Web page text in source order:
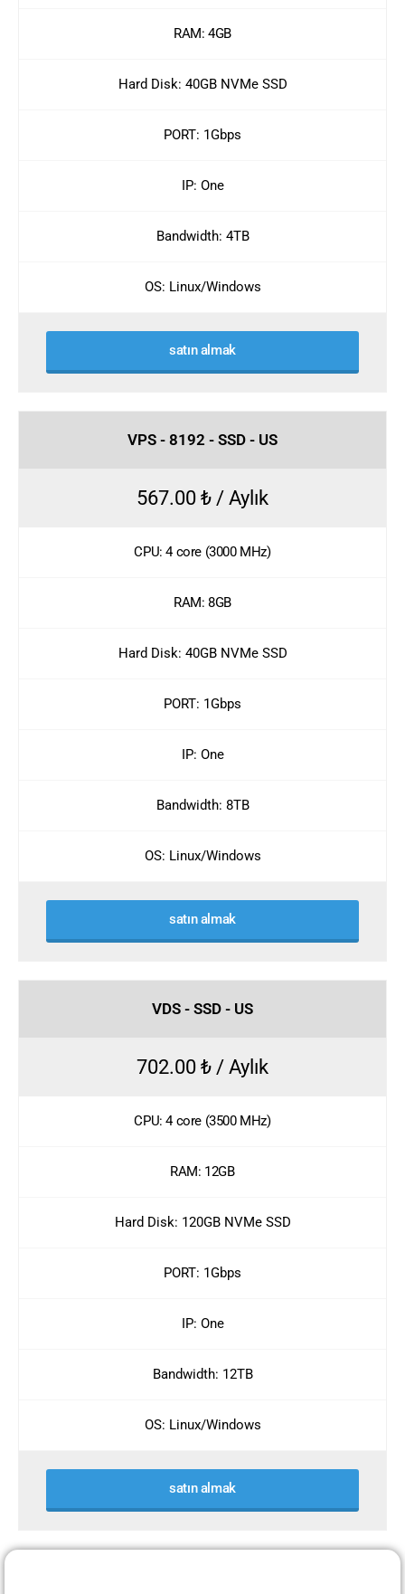
RAM: 4GB
Hard Disk: 40GB NVMe SSD
PORT: 1Gbps
IP: One
Bandwidth: 4TB
OS: Linux/Windows
satın almak
VPS - 8192 - SSD - US
567.00 ₺ / Aylık
CPU: 4 core (3000 MHz)
RAM: 8GB
Hard Disk: 40GB NVMe SSD
PORT: 1Gbps
IP: One
Bandwidth: 8TB
OS: Linux/Windows
satın almak
VDS - SSD - US
702.00 ₺ / Aylık
CPU: 4 core (3500 MHz)
RAM: 12GB
Hard Disk: 120GB NVMe SSD
PORT: 1Gbps
IP: One
Bandwidth: 12TB
OS: Linux/Windows
satın almak